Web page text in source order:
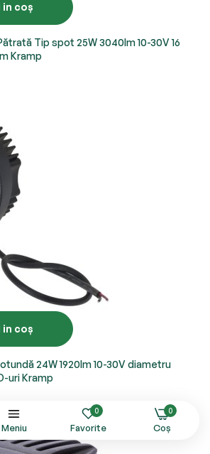
in coș
Tip spot 25W 3040lm 10-30V 16
Kramp
in coș
24W 1920lm 10-30V diametru
uri Kramp
Meniu
0
Favorite
0
Coș